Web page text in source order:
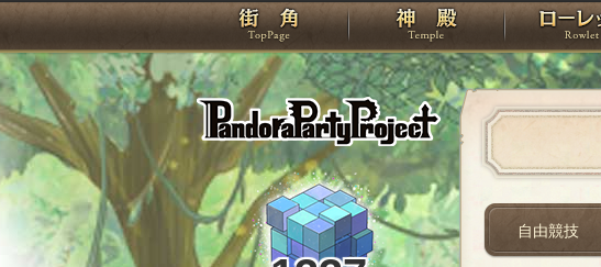
PandoraPartyProject
TOP 神殿
自由競技